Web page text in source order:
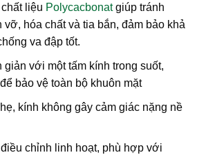
liệu Polycacbonatgiúp tránh
vỡ, hóa chất và tia bắn, đảm bảo khả
va đập tốt.
với một tấm kính trong suốt,
bảo vệ toàn bộ khuôn mặt
kính không gây cảm giác nặng nề
chỉnh linh hoạt, phù hợp với